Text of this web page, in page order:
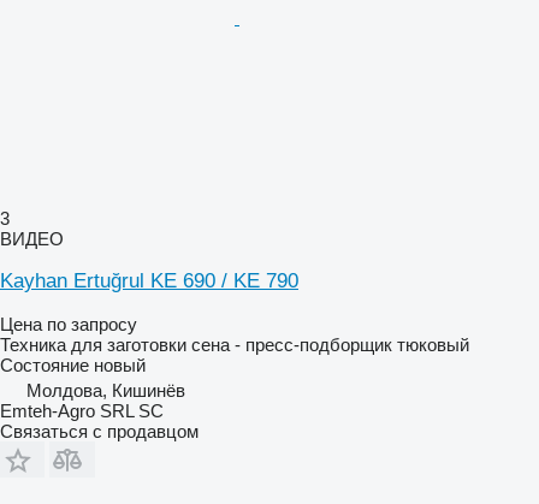
3
ВИДЕО
Kayhan Ertuğrul KE 690 / KE 790
Цена по запросу
Техника для заготовки сена - пресс-подборщик тюковый
Состояние новый
Молдова, Кишинёв
Emteh-Agro SRL SC
Связаться с продавцом